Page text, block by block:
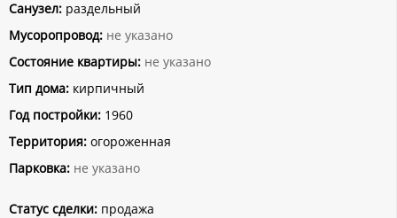
Санузел: раздельный
Мусоропровод: не указано
Состояние квартиры: не указано
Тип дома: кирпичный
Год постройки: 1960
Территория: огороженная
Парковка: не указано
Статус сделки: продажа